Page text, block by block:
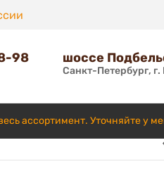
98 шоссе
Санкт-Петербург,
ассортимент. Уточняйте у